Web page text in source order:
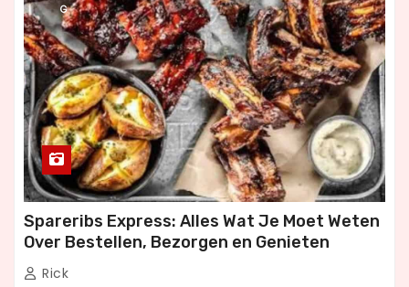
G
Spareribs Express: Alles Wat Je Moet Weten
Over Bestellen, Bezorgen en Genieten
Rick